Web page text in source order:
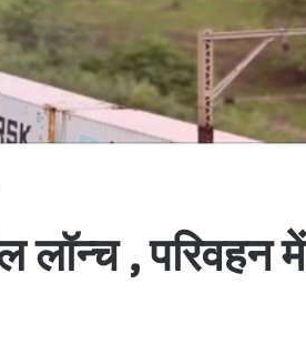
लॉन्च , परिवहन में